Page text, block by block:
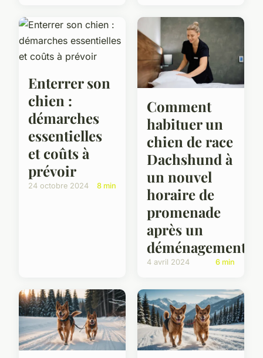
Enterrer son
chien :
démarches
essentielles
et coûts à
prévoir
24 octobre 2024 8 min
Comment
habituer un
chien de race
Dachshund à
un nouvel
horaire de
promenade
après un
déménagement?
4 avril 2024 6 min